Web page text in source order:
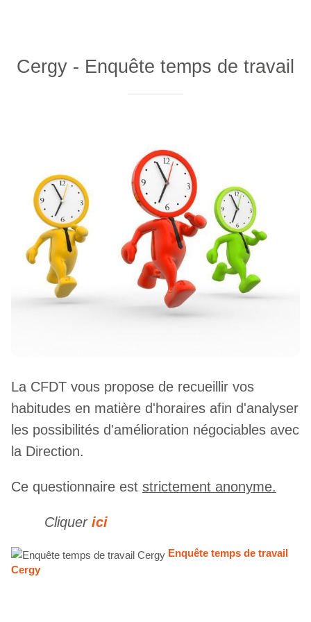
Cergy - Enquête temps de travail
La CFDT vous propose de recueillir vos
habitudes en matière d'horaires afin d'analyser
les possibilités d'amélioration négociables avec
la Direction.
Ce questionnaire est strictement anonyme.
Cliquer ici
Enquête temps de travail
Cergy